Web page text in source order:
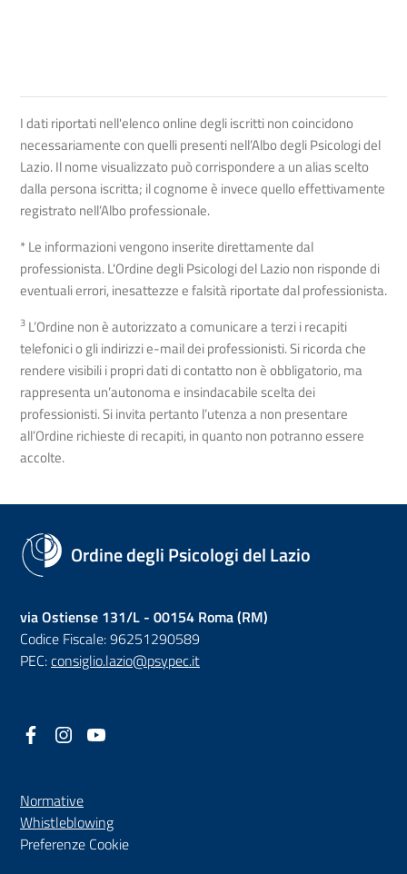
I dati riportati nell'elenco online degli iscritti non coincidono
necessariamente con quelli presenti nell’Albo degli Psicologi del
Lazio. Il nome visualizzato può corrispondere a un alias scelto
dalla persona iscritta; il cognome è invece quello effettivamente
registrato nell’Albo professionale.
* Le informazioni vengono inserite direttamente dal
professionista. L'Ordine degli Psicologi del Lazio non risponde di
eventuali errori, inesattezze e falsità riportate dal professionista.
3 L’Ordine non è autorizzato a comunicare a terzi i recapiti
telefonici o gli indirizzi e-mail dei professionisti. Si ricorda che
rendere visibili i propri dati di contatto non è obbligatorio, ma
rappresenta un’autonoma e insindacabile scelta dei
professionisti. Si invita pertanto l’utenza a non presentare
all’Ordine richieste di recapiti, in quanto non potranno essere
accolte.
Ordine degli Psicologi del Lazio
via Ostiense 131/L - 00154 Roma (RM)
Codice Fiscale: 96251290589
PEC:consiglio.lazio@psypec.it
Facebook
(nuova scheda - new tab)
Instagram
(nuova scheda - new tab)
Normative
Whistleblowing(nuova scheda - new tab)
Preferenze Cookie